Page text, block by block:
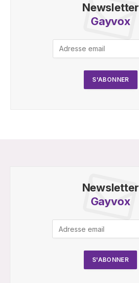
Newsletter
Gayvox
Newsletter
Gayvox